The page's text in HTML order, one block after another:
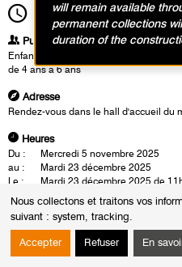
Nous collectons et traitons vos
suivant : system, tracking.
Accepter Refuser En
11h00 Durée1h30
Publics
Enfants / Ados
de 4 ans à 6 ans
Adresse
Rendez-vous dans le hall d'accueil du
Heures
Du :
Mercredi 5 novembre 2025
au :
Mardi 23 décembre 2025
Le :
Mardi 23 décembre 2025 de
Dans l’exposition George Condo,
visages étonnants, drôles, tordus
Exprim-Visage
, ils s’amusent à
will remain available
permanent collections
duration of the